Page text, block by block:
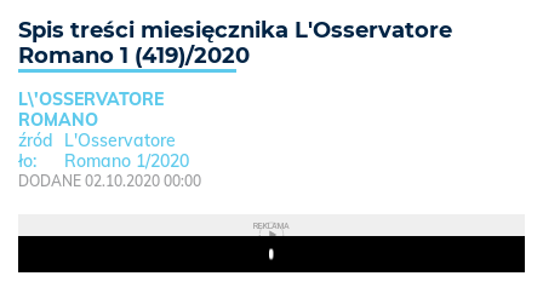
Spis treści miesięcznika L'Osservatore
Romano 1 (419)/2020
L\'OSSERVATORE
ROMANO
L'Osservatore
Romano 1/2020
DODANE 02.10.2020 00:00
REKLAMA
Play